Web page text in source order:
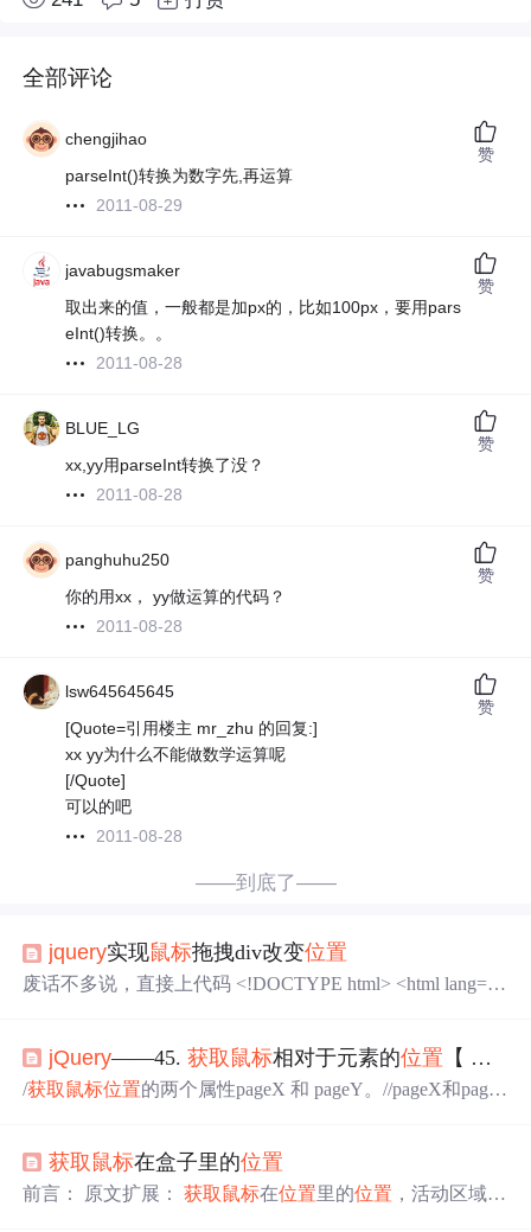
全部评论
chengjihao
parseInt()转换为数字先,再运算
2011-08-29
赞
javabugsmaker
取出来的值，一般都是加px的，比如100px，要用pars
eInt()转换。。
2011-08-28
赞
BLUE_LG
xx,yy用parseInt转换了没？
2011-08-28
赞
panghuhu250
你的用xx， yy做运算的代码？
2011-08-28
赞
lsw645645645
[Quote=引用楼主 mr_zhu 的回复:]
xx yy为什么不能做数学运算呢
[/Quote]
可以的吧
2011-08-28
赞
——到底了——
jquery实现鼠标拖拽div改变位置
废话不多说，直接上代码 <!DOCTYPE html> <html lang="z
s">&ljQuery——45.获取 鼠标相对于元素的位置 【 鼠标
/获取鼠标位置的两个属性pageX 和 pageY。//pageX和page
置 。//鼠标相对于当前视口左侧偏移量。//
视口上方偏移量。//获取元素相对当前视口的偏移量。//元
获取 鼠标在盒子里的位置
前言： 原文扩展：获取鼠标在位置里的位置 ，活动区域仅